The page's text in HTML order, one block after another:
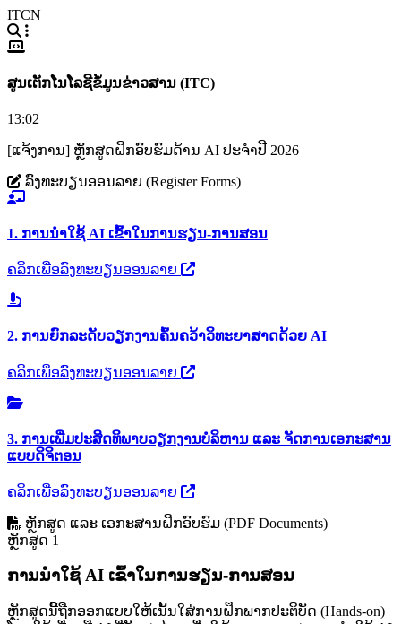
ITCN
ສູນເຕັກໂນໂລຊີຂໍ້ມູນຂ່າວສານ (ITC)
13:02
[ແຈ້ງການ] ຫຼັກສູດຝຶກອົບຮົມດ້ານ AI ປະຈຳປີ 2026
ລົງທະບຽນອອນລາຍ (Register Forms)
1. ການນຳໃຊ້ AI ເຂົ້າໃນການຮຽນ-ການສອນ
ຄລິກເພື່ອລົງທະບຽນອອນລາຍ
2. ການຍົກລະດັບວຽກງານຄົ້ນຄວ້າວິທະຍາສາດດ້ວຍ AI
ຄລິກເພື່ອລົງທະບຽນອອນລາຍ
3. ການເພີ່ມປະສິດທິພາບວຽກງານບໍລິຫານ ແລະ ຈັດການເອກະສານ
ແບບດິຈິຕອນ
ຄລິກເພື່ອລົງທະບຽນອອນລາຍ
ຫຼັກສູດ ແລະ ເອກະສານຝຶກອົບຮົມ (PDF Documents)
ຫຼັກສູດ 1
ການນໍາໃຊ້ AI ເຂົ້າໃນການຮຽນ-ການສອນ
ຫຼັກສູດນີ້ຖືກອອກແບບໃຫ້ເນັ້ນໃສ່ການຝຶກພາກປະຕິບັດ (Hands-on)